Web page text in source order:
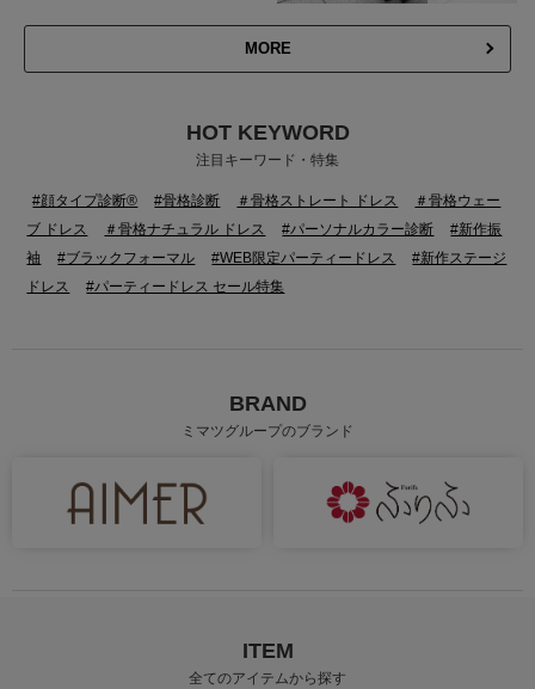
MORE
HOT KEYWORD
注目キーワード・特集
#顔タイプ診断® #骨格診断 ＃骨格ストレート ドレス
＃骨格ウェー
ブ ドレス
＃骨格ナチュラル ドレス #パーソナルカラー診断
#新作振
袖
#ブラックフォーマル #WEB限定パーティードレス
#新作ステージ
ドレス
#パーティードレス セール特集
BRAND
ミマツグループのブランド
ITEM
全てのアイテムから探す